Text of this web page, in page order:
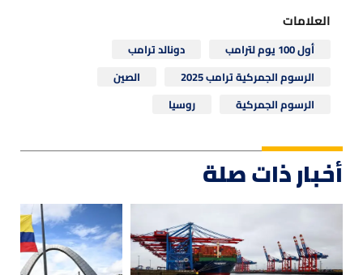
العلامات
أول 100 يوم لترامب
دونالد ترامب
الرسوم الجمركية ترامب 2025
الصين
الرسوم الجمركية
روسيا
أخبار ذات صلة